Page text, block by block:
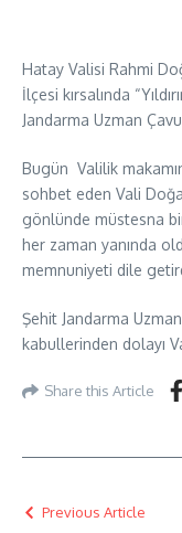
Hatay Valisi Rahmi
İlçesi kırsalında
Jandarma Uzman
Bugün Valilik
sohbet eden Vali
gönlünde müstesna
her zaman yanında
memnuniyeti dile
Şehit Jandarma
kabullerinden dolayı
Share this Article
Previous Article